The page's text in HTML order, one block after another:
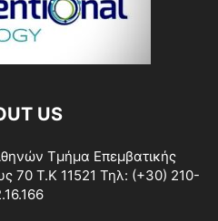
US
Τμήμα Επεμβατικής
70 Τ.Κ 11521 Τηλ: (+30) 210-